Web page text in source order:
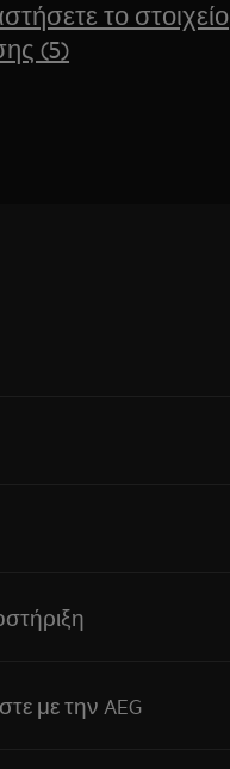
το στοιχείο
(5)
με την AEG